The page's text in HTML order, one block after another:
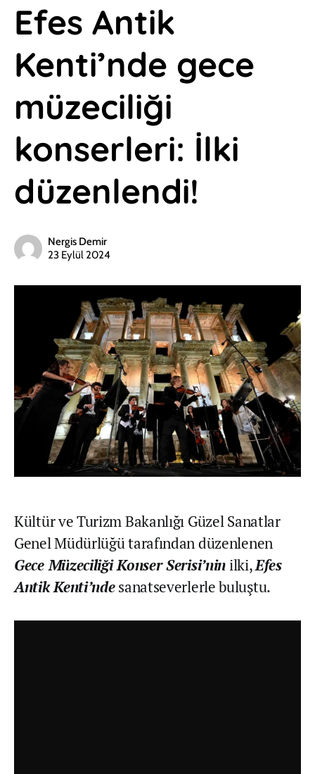
Efes Antik
Kenti’nde gece
müzeciliği
konserleri: İlki
düzenlendi!
Nergis Demir
23 Eylül 2024
Kültür ve Turizm Bakanlığı Güzel Sanatlar
Genel Müdürlüğü tarafından düzenlenen
Gece Müzeciliği Konser Serisi’nin ilki,Efes
Antik Kenti’ndesanatseverlerle buluştu.